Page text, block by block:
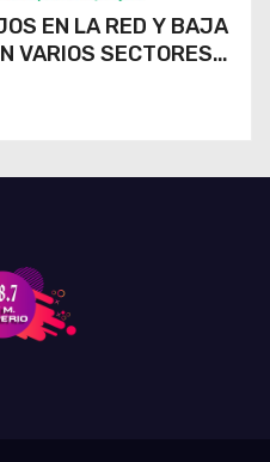
EN LA RED Y BAJA
VARIOS SECTORES